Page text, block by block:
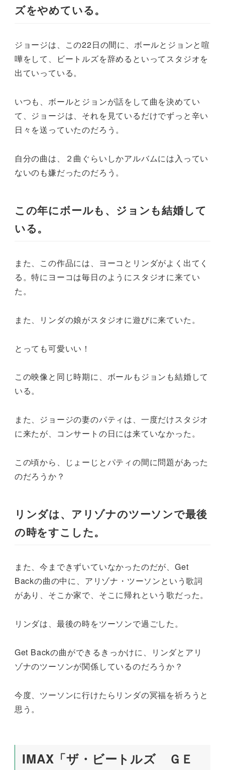
ズをやめている。
ジョージは、この22日の間に、ボールとジョンと喧
嘩をして、ビートルズを辞めるといってスタジオを
出ていっている。
いつも、ボールとジョンが話をして曲を決めてい
て、ジョージは、それを見ているだけでずっと辛い
日々を送っていたのだろう。
自分の曲は、２曲ぐらいしかアルバムには入ってい
ないのも嫌だったのだろう。
この年にボールも、ジョンも結婚して
いる。
また、この作品には、ヨーコとリンダがよく出てく
る。特にヨーコは毎日のようにスタジオに来てい
た。
また、リンダの娘がスタジオに遊びに来ていた。
とっても可愛いい！
この映像と同じ時期に、ボールもジョンも結婚して
いる。
また、ジョージの妻のパティは、一度だけスタジオ
に来たが、コンサートの日には来ていなかった。
この頃から、じょーじとパティの間に問題があった
のだろうか？
リンダは、アリゾナのツーソンで最後
の時をすこした。
また、今まできずいていなかったのだが、Get
Backの曲の中に、アリゾナ・ツーソンという歌詞
があり、そこか家で、そこに帰れという歌だった。
リンダは、最後の時をツーソンで過ごした。
Get Backの曲ができるきっかけに、リンダとアリ
ゾナのツーソンが関係しているのだろうか？
今度、ツーソンに行けたらリンダの冥福を祈ろうと
思う。
IMAX「ザ・ビートルズ ＧＥ